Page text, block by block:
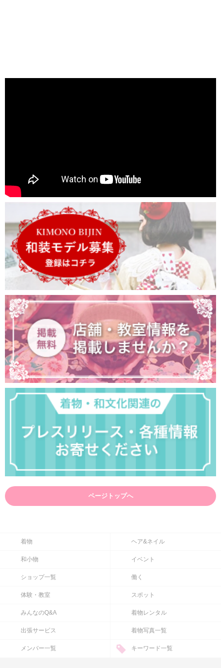
ページトップへ
着物 ヘア&ネイル
和小物 イベント
ショップ一覧 働く
体験・教室 スポット
みんなのQ&A 着物レンタル
出張サービス 着物写真一覧
メンバー一覧 キーワード一覧